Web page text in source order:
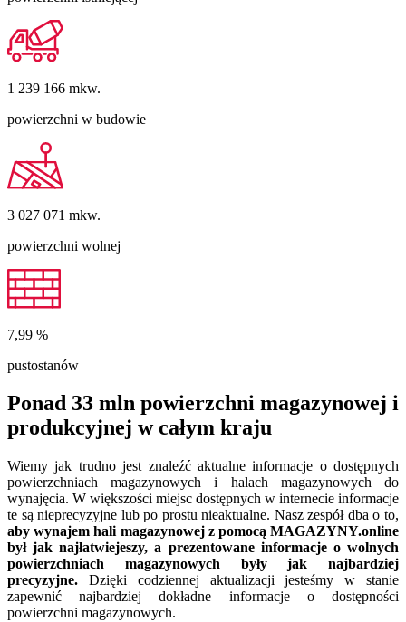
1 239 166 mkw.
powierzchni w budowie
3 027 071 mkw.
powierzchni wolnej
7,99 %
pustostanów
Ponad 33 mln powierzchni magazynowej i
produkcyjnej w całym kraju
Wiemy jak trudno jest znaleźć aktualne informacje o dostępnych
powierzchniach magazynowych i halach magazynowych do
wynajęcia. W większości miejsc dostępnych w internecie informacje
te są nieprecyzyjne lub po prostu nieaktualne. Nasz zespół dba o to,
aby wynajem hali magazynowej z pomocą MAGAZYNY.online
był jak najłatwiejeszy, a prezentowane informacje o wolnych
powierzchniach magazynowych były jak najbardziej
precyzyjne. Dzięki codziennej aktualizacji jesteśmy w stanie
zapewnić najbardziej dokładne informacje o dostępności
powierzchni magazynowych.